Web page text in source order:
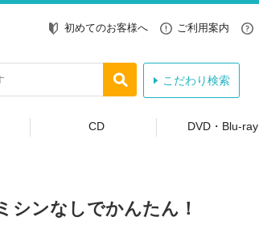
初めてのお客様へ ご利用案内
こだわり検索
CD DVD・Blu-ray
シンなしでかんたん！